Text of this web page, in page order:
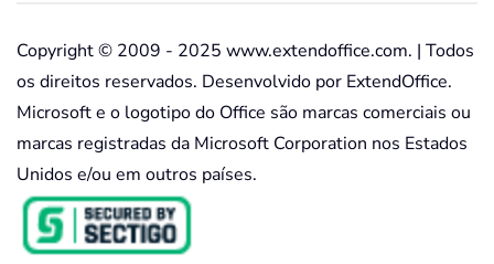
Copyright © 2009 - 2025 www.extendoffice.com. | Todos
os direitos reservados. Desenvolvido por ExtendOffice.
Microsoft e o logotipo do Office são marcas comerciais ou
marcas registradas da Microsoft Corporation nos Estados
Unidos e/ou em outros países.